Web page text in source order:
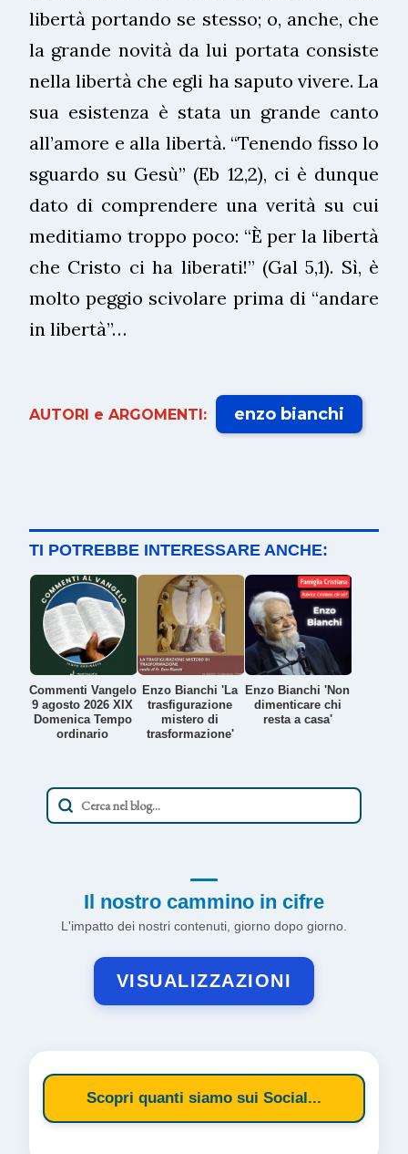
libertà portando se stesso; o, anche, che
la grande novità da lui portata consiste
nella libertà che egli ha saputo vivere. La
sua esistenza è stata un grande canto
all’amore e alla libertà. “Tenendo fisso lo
sguardo su Gesù” (Eb 12,2), ci è dunque
dato di comprendere una verità su cui
meditiamo troppo poco: “È per la libertà
che Cristo ci ha liberati!” (Gal 5,1). Sì, è
molto peggio scivolare prima di “andare
in libertà”…
AUTORI e ARGOMENTI: enzo bianchi
TI POTREBBE INTERESSARE ANCHE:
Commenti Vangelo
9 agosto 2026 XIX
Domenica Tempo
ordinario
Enzo Bianchi 'La
trasfigurazione
mistero di
trasformazione'
Enzo Bianchi 'Non
dimenticare chi
resta a casa'
Il nostro cammino in cifre
L'impatto dei nostri contenuti, giorno dopo giorno.
VISUALIZZAZIONI
Scopri quanti siamo sui Social...